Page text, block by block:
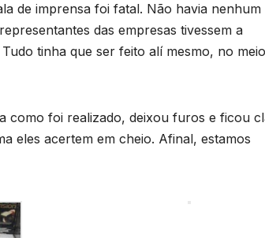
de imprensa foi fatal. Não havia
das empresas tivessem a
tinha que ser feito alí mesmo, no
como foi realizado, deixou furos e ficou
eles acertem em cheio. Afinal, estamos